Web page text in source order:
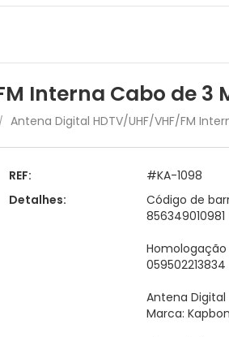
Interna Cabo de 3
/ Antena Digital HDTV/UHF/VHF/FM
REF:
#KA-1098
Detalhes:
Código de
856349010981
Homologação
059502213834
Antena Digital
Marca: